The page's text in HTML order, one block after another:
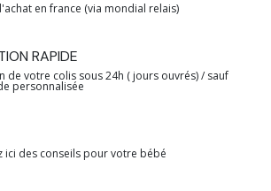
en france (via mondial relais)
RAPIDE
de votre colis sous 24h ( jours ouvrés) / sauf
personnalisée
ici des conseils pour votre bébé